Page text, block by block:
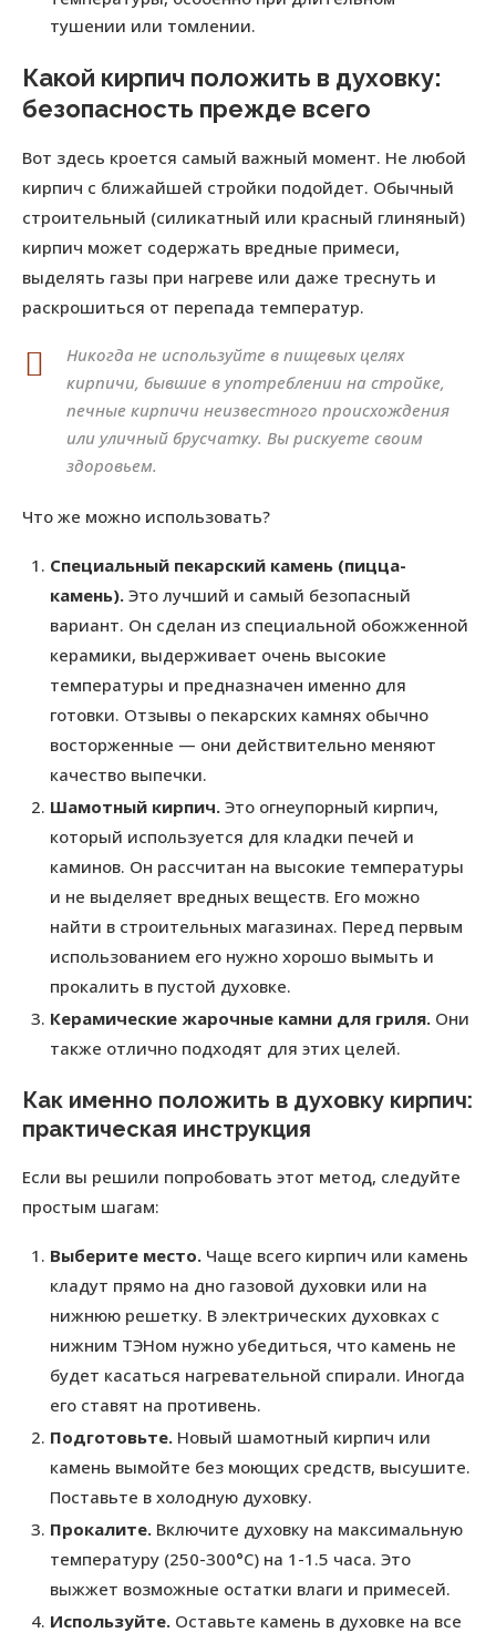
тушении или томлении.
Какой кирпич положить в духовку:
безопасность прежде всего
Вот здесь кроется самый важный момент. Не любой
кирпич с ближайшей стройки подойдет. Обычный
строительный (силикатный или красный глиняный)
кирпич может содержать вредные примеси,
выделять газы при нагреве или даже треснуть и
раскрошиться от перепада температур.
Никогда не используйте в пищевых целях
кирпичи, бывшие в употреблении на стройке,
печные кирпичи неизвестного происхождения
или уличный брусчатку. Вы рискуете своим
здоровьем.
Что же можно использовать?
Специальный пекарский камень (пицца-
камень). Это лучший и самый безопасный
вариант. Он сделан из специальной обожженной
керамики, выдерживает очень высокие
температуры и предназначен именно для
готовки. Отзывы о пекарских камнях обычно
восторженные — они действительно меняют
качество выпечки.
Шамотный кирпич. Это огнеупорный кирпич,
который используется для кладки печей и
каминов. Он рассчитан на высокие температуры
и не выделяет вредных веществ. Его можно
найти в строительных магазинах. Перед первым
использованием его нужно хорошо вымыть и
прокалить в пустой духовке.
Керамические жарочные камни для гриля. Они
также отлично подходят для этих целей.
Как именно положить в духовку кирпич:
практическая инструкция
Если вы решили попробовать этот метод, следуйте
простым шагам:
Выберите место. Чаще всего кирпич или камень
кладут прямо на дно газовой духовки или на
нижнюю решетку. В электрических духовках с
нижним ТЭНом нужно убедиться, что камень не
будет касаться нагревательной спирали. Иногда
его ставят на противень.
Подготовьте. Новый шамотный кирпич или
камень вымойте без моющих средств, высушите.
Поставьте в холодную духовку.
Прокалите. Включите духовку на максимальную
температуру (250-300°C) на 1-1.5 часа. Это
выжжет возможные остатки влаги и примесей.
Используйте. Оставьте камень в духовке на все